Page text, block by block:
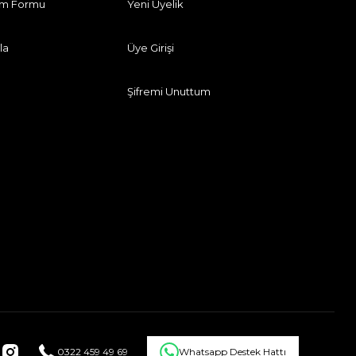
Formu Yeni Üyelik
Üye Girişi
Şifremi Unuttum
0322 459 49 69 Whatsapp Destek Hattı